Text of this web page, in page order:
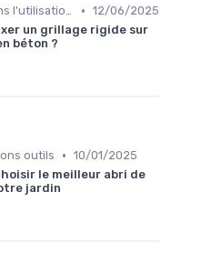
Sécurité dans l'utilisation des outils • 12/06/2025
un grillage rigide sur
béton ?
outils • 10/01/2025
le meilleur abri de
jardin